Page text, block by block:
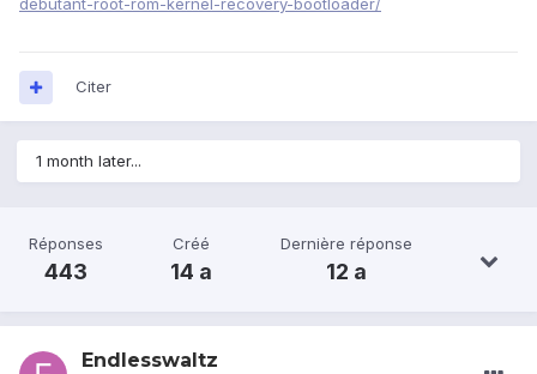
debutant-root-rom-kernel-recovery-bootloader/
Citer
1 month later...
Réponses
443
Créé
14 a
Dernière réponse
12 a
Endlesswaltz